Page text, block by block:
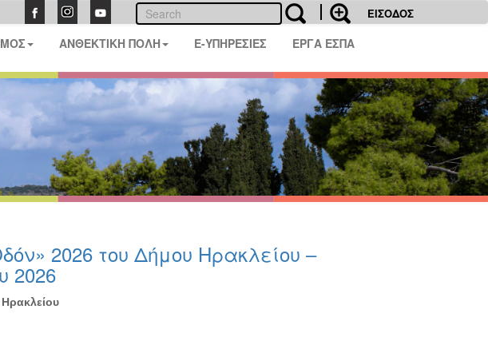
ΕΙΣΟΔΟΣ
ΑΝΘΕΚΤΙΚΗ ΠΟΛΗ E-ΥΠΗΡΕΣΙΕΣ ΕΡΓΑ ΕΣΠΑ
2026 του Δήμου Ηρακλείου –
2026